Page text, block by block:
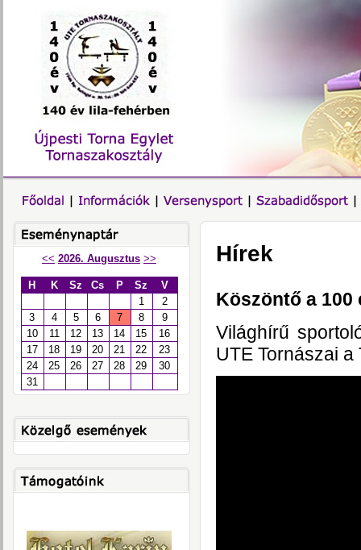
<< 2026. Augusztus >>
H K Sz Cs P Sz
V
1
2
3
4 5 6 7 8
9
10
11 12 13 14 15
16
17
18 19 20 21 22
23
24
25 26 27 28 29
30
31
Hírek
Köszöntő a
Világhírű
UTE Tornászai